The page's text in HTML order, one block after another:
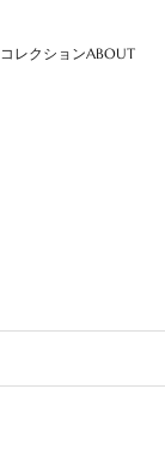
コレクションABOUT